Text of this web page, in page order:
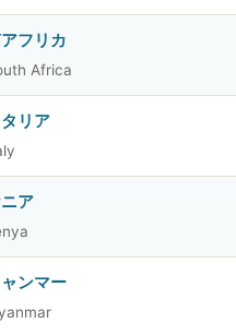
フリカ
Africa
リア
ア
ャンマー